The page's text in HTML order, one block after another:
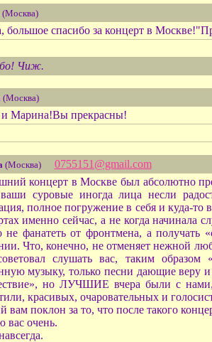
(Москва)
большое спасибо за концерт в
Чиж.
(Москва)
и Марина!Вы прекрасны!
(Москва)
0755151@gmail.com
концерт в Москве был абсолютно
суровые иногда лица несли
полное погружение в себя и куда-
именно сейчас, а не когда начинала
не фанатеть от фронтмена, а получать
Что, конечно, не отменяет нежной
слушать вас, таким образом
музыку, только песни дающие веру
но ЛУЧШИЕ вчера были с нами,
красивых, очаровательных и
вам поклон за то, что после такого
вас очень.